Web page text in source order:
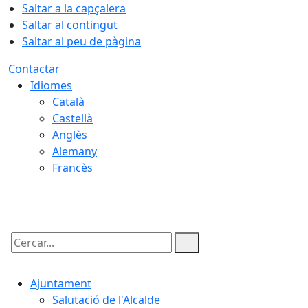
Saltar a la capçalera
Saltar al contingut
Saltar al peu de pàgina
Contactar
Idiomes
Català
Castellà
Anglès
Alemany
Francès
Cercar:
Ajuntament
Salutació de l'Alcalde